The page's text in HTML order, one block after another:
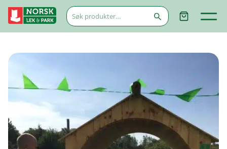
Søk
etter: